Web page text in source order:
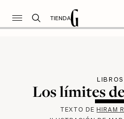
TIENDA
LIBROS
Los límites
TEXTO DEHIRAM